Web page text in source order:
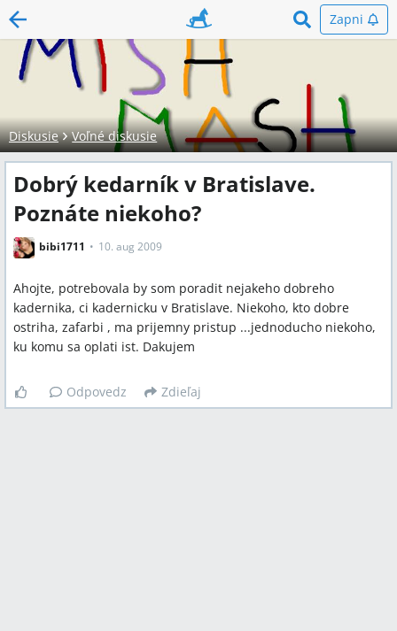
Zapni
Diskusie Voľné diskusie
Dobrý kedarník v Bratislave.
Poznáte niekoho?
bibi1711 10. aug 2009
Ahojte, potrebovala by som poradit nejakeho dobreho
kadernika, ci kadernicku v Bratislave. Niekoho, kto dobre
ostriha, zafarbi , ma prijemny pristup ...jednoducho niekoho,
ku komu sa oplati ist. Dakujem
Odpovedz Zdieľaj